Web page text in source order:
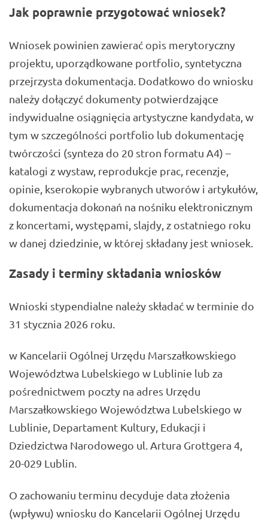
Jak poprawnie przygotować wniosek?
Wniosek powinien zawierać opis merytoryczny
projektu, uporządkowane portfolio, syntetyczna
przejrzysta dokumentacja. Dodatkowo do wniosku
należy dołączyć dokumenty potwierdzające
indywidualne osiągnięcia artystyczne kandydata, w
tym w szczególności portfolio lub dokumentację
twórczości (synteza do 20 stron formatu A4) –
katalogi z wystaw, reprodukcje prac, recenzje,
opinie, kserokopie wybranych utworów i artykułów,
dokumentacja dokonań na nośniku elektronicznym
z koncertami, występami, slajdy, z ostatniego roku
w danej dziedzinie, w której składany jest wniosek.
Zasady i terminy składania wniosków
Wnioski stypendialne należy składać w terminie do
31 stycznia 2026 roku.
w Kancelarii Ogólnej Urzędu Marszałkowskiego
Województwa Lubelskiego w Lublinie lub za
pośrednictwem poczty na adres Urzędu
Marszałkowskiego Województwa Lubelskiego w
Lublinie, Departament Kultury, Edukacji i
Dziedzictwa Narodowego ul. Artura Grottgera 4,
20-029 Lublin.
O zachowaniu terminu decyduje data złożenia
(wpływu) wniosku do Kancelarii Ogólnej Urzędu